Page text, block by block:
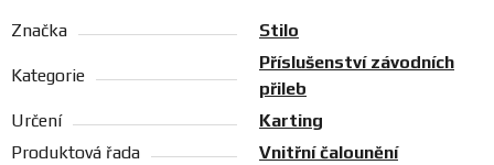
Značka Stilo
Kategorie
Příslušenství závodních
přileb
Určení
Karting
Produktová řada
Vnitřní čalounění